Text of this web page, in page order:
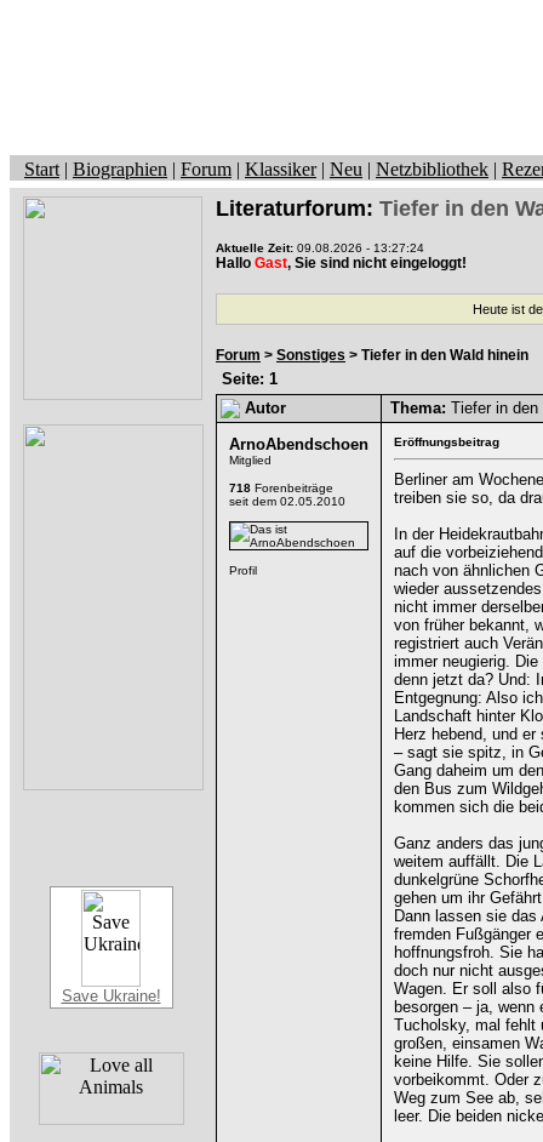
Start | Biographien | Forum | Klassiker| Neu | Netzbibliothek |
Save Ukraine!
Literaturforum: Tiefer in den
Aktuelle Zeit: 09.08.2026 - 13:27:24
Hallo Gast, Sie sind nicht eingeloggt!
Heute ist
Forum > Sonstiges > Tiefer in den Wald hinein
Seite: 1
Autor
Thema: Tiefer in den
ArnoAbendschoen
Mitglied
718 Forenbeiträge
seit dem 02.05.2010
Eröffnungsbeitrag
Berliner am
treiben sie so, da
In der
auf die
nach von ähnlichen
wieder
nicht immer
von früher bekannt,
registriert auch
immer neugierig.
denn jetzt da? Und:
Entgegnung: Also
Landschaft hinter
Herz hebend, und
– sagt sie spitz, in
Gang daheim um
den Bus zum
kommen sich die
Ganz anders das
weitem auffällt. Die
dunkelgrüne
gehen um ihr
Dann lassen sie
fremden Fußgänger
hoffnungsfroh. Sie
doch nur nicht
Wagen. Er soll also
besorgen – ja,
Tucholsky, mal fehlt
großen, einsamen
keine Hilfe. Sie
vorbeikommt. Oder
Weg zum See ab,
leer. Die beiden